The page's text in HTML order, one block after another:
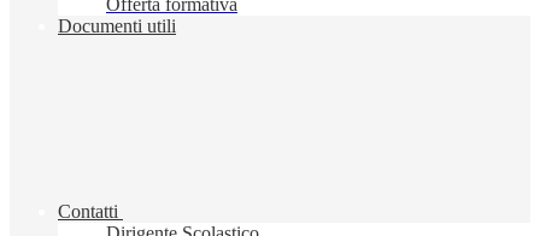
Offerta formativa
Documenti utili
Contatti